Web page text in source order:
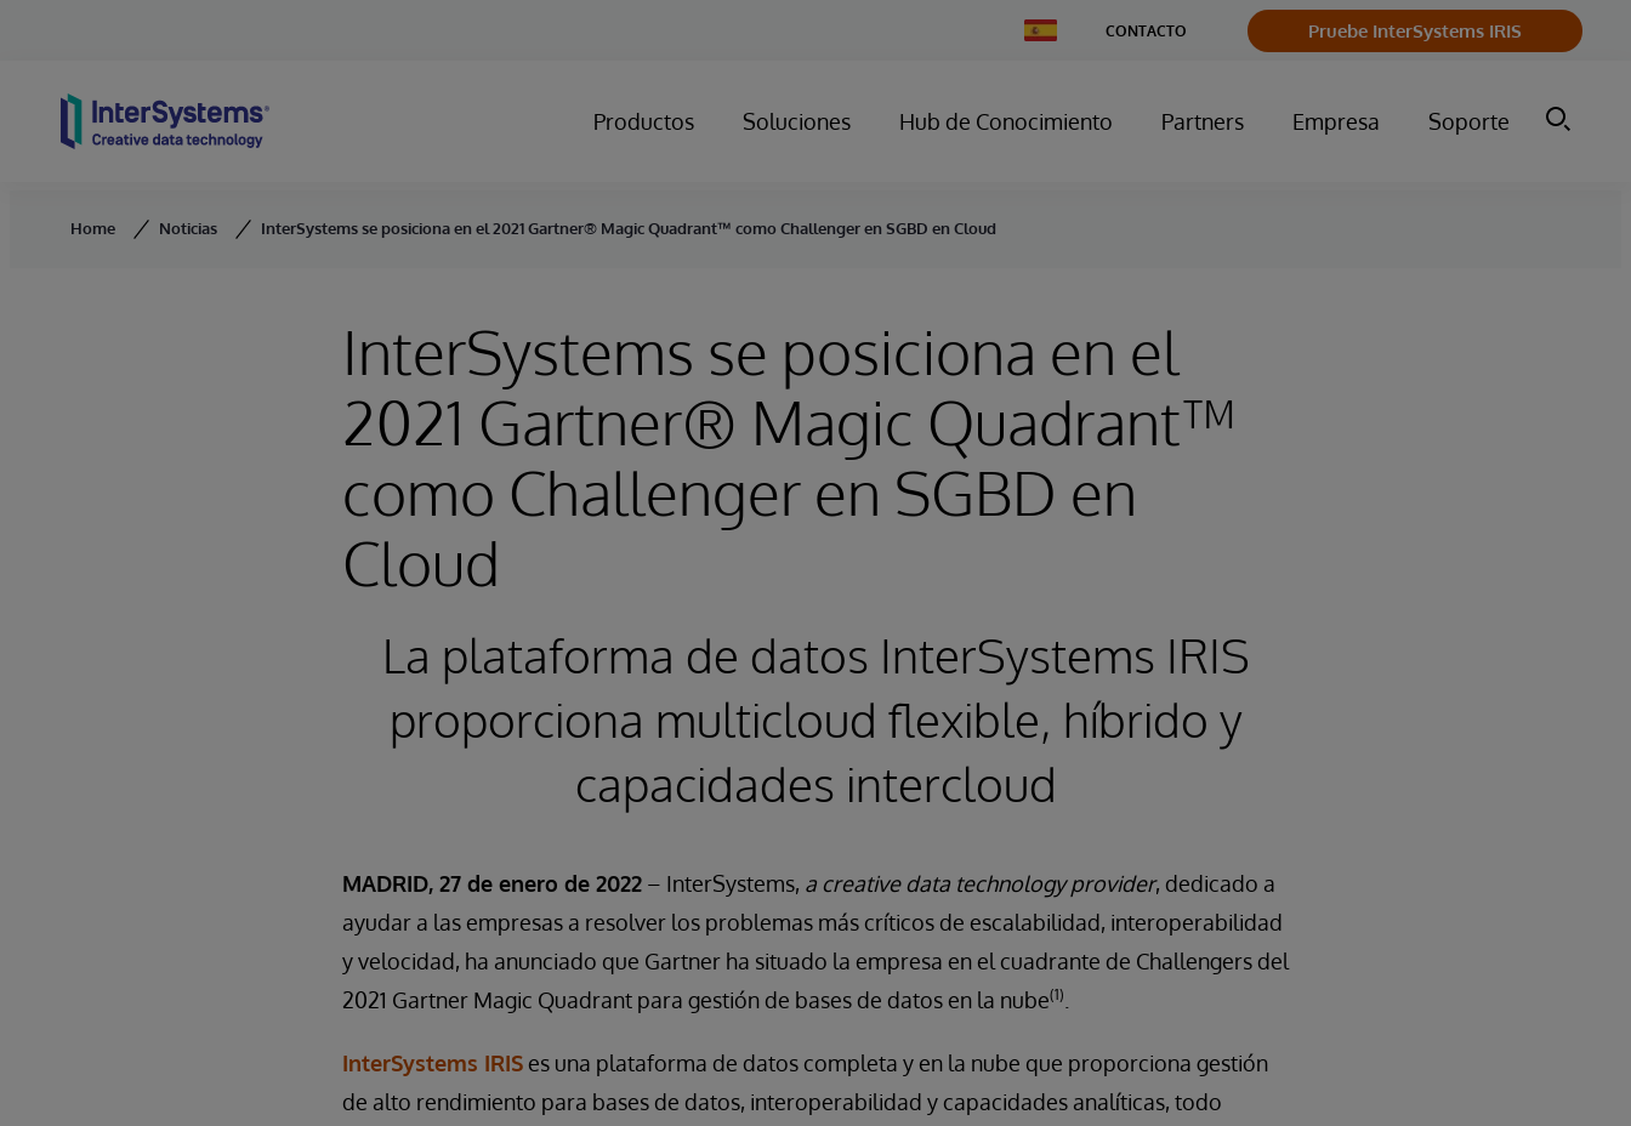
Change
Country
CONTACTO Pruebe InterSystems IRIS
Productos Soluciones Hub de Conocimiento Partners Empresa Soporte
Home Noticias InterSystems se posiciona en el 2021 Gartner® Magic Quadrant™ como Challenger en SGBD en Cloud
InterSystems se posiciona en el
2021 Gartner® Magic Quadrant™
como Challenger en SGBD en
Cloud
La plataforma de datos InterSystems IRIS
proporciona multicloud flexible, híbrido y
capacidades intercloud
MADRID, 27 de enero de 2022 – InterSystems, a creative data technology provider, dedicado a
ayudar a las empresas a resolver los problemas más críticos de escalabilidad, interoperabilidad
y velocidad, ha anunciado que Gartner ha situado la empresa en el cuadrante de Challengers del
2021 Gartner Magic Quadrant para gestión de bases de datos en la nube(1)
InterSystems IRIS es una plataforma de datos completa y en la nube que proporciona gestión
de alto rendimiento para bases de datos, interoperabilidad y capacidades analíticas, todo